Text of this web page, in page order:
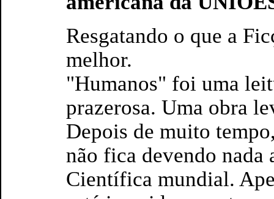
Resgatando o que a
melhor.
"Humanos" foi uma
prazerosa. Uma obra
Depois de muito
não fica devendo nada
Científica mundial.